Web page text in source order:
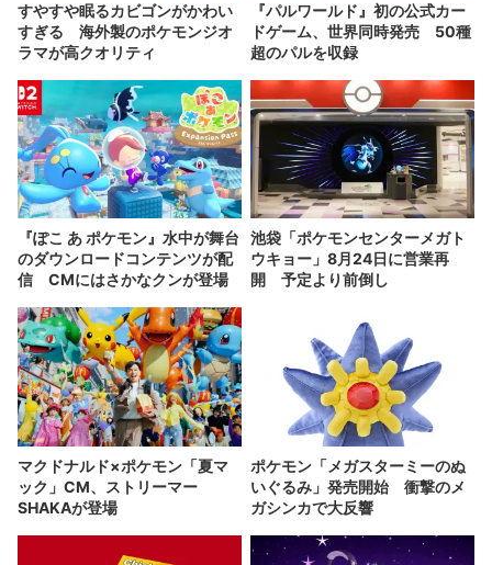
すやすや眠るカビゴンがかわい
すぎる 海外製のポケモンジオ
ラマが高クオリティ
『パルワールド』初の公式カー
ドゲーム、世界同時発売 50種
超のパルを収録
『ぽこ あ ポケモン』水中が舞台
のダウンロードコンテンツが配
信 CMにはさかなクンが登場
池袋「ポケモンセンターメガト
ウキョー」8月24日に営業再
開 予定より前倒し
マクドナルド×ポケモン「夏マ
ック」CM、ストリーマー
SHAKAが登場
ポケモン「メガスターミーのぬ
いぐるみ」発売開始 衝撃のメ
ガシンカで大反響